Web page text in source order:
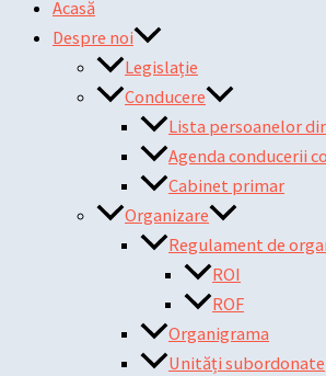
Acasă
Despre noi
Legislație
Conducere
Lista persoanelor
Agenda conducerii
Cabinet primar
Organizare
Regulament de
ROI
ROF
Organigrama
Unități subordonate